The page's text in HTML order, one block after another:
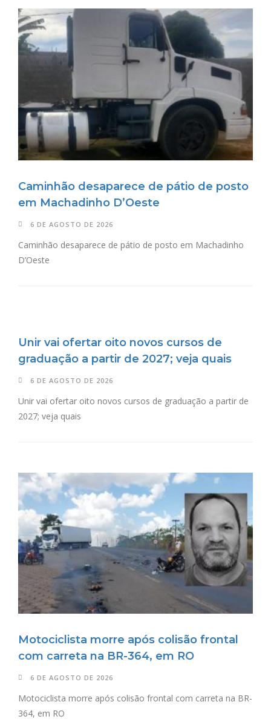
Caminhão desaparece de pátio de posto
em Machadinho D’Oeste
6 DE AGOSTO DE 2026
Caminhão desaparece de pátio de posto em Machadinho
D’Oeste
Unir vai ofertar oito novos cursos de
graduação a partir de 2027; veja quais
6 DE AGOSTO DE 2026
Unir vai ofertar oito novos cursos de graduação a partir de
2027; veja quais
Motociclista morre após colisão frontal
com carreta na BR-364, em RO
6 DE AGOSTO DE 2026
Motociclista morre após colisão frontal com carreta na BR-
364, em RO